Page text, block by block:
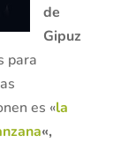
de
Gipuz
para
es «la
«,